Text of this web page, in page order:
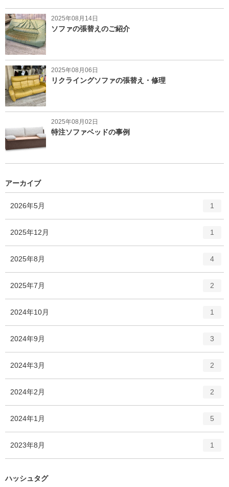
2025年08月14日
ソファの張替えのご紹介
2025年08月06日
リクライングソファの張替え・修理
2025年08月02日
特注ソファベッドの事例
アーカイブ
2026年5月
リ
ー
1
2025年12月
ー
1
2025年8月
ー
数
4
2025年7月
リ
ー
2
2024年10月
ー
1
2024年9月
ー
3
2024年3月
ー
2
2024年2月
ー
2
2024年1月
ー
5
2023年8月
リ
1
ハッシュタグ